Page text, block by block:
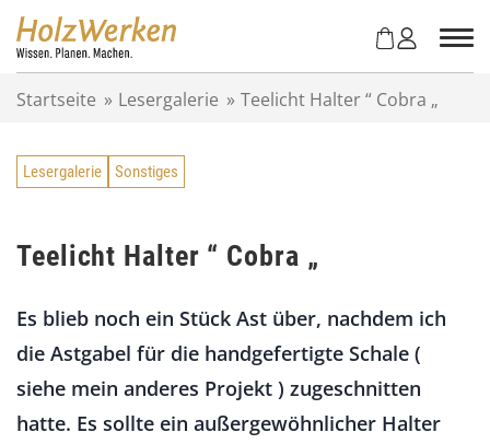
Startseite » Lesergalerie » Teelicht Halter “ Cobra „
Lesergalerie Sonstiges
Teelicht Halter “ Cobra „
Es blieb noch ein Stück Ast über, nachdem ich
die Astgabel für die handgefertigte Schale (
siehe mein anderes Projekt ) zugeschnitten
hatte. Es sollte ein außergewöhnlicher Halter